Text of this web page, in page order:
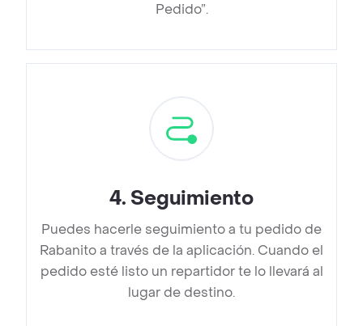
Pedido”.
4. Seguimiento
Puedes hacerle seguimiento a tu pedido de
Rabanito a través de la aplicación. Cuando el
pedido esté listo un repartidor te lo llevará al
lugar de destino.